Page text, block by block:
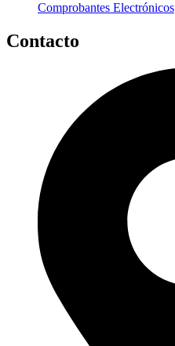
Comprobantes Electrónicos
Contacto